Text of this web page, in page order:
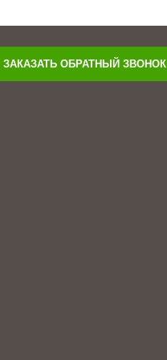
ЗАКАЗАТЬ ОБРАТНЫЙ ЗВОНОК